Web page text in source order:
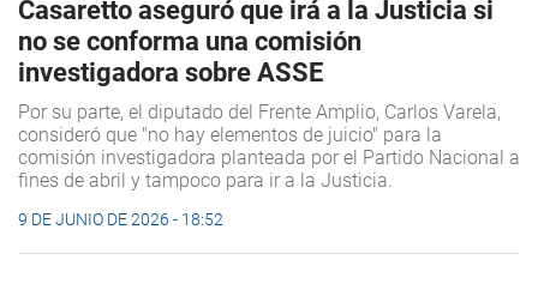
Casaretto aseguró que irá a la Justicia si
no se conforma una comisión
investigadora sobre ASSE
Por su parte, el diputado del Frente Amplio, Carlos Varela,
consideró que "no hay elementos de juicio" para la
comisión investigadora planteada por el Partido Nacional a
fines de abril y tampoco para ir a la Justicia.
9 DE JUNIO DE 2026 - 18:52